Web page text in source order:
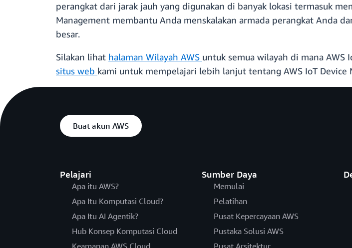
perangkat dari jarak jauh yang digunakan di banyak lokasi termasuk
Management membantu Anda menskalakan armada perangkat Anda
besar.
Silakan lihat halaman Wilayah AWS untuk semua wilayah di mana AWS
situs web kami untuk mempelajari lebih lanjut tentang AWS IoT Device
Buat akun AWS
Pelajari
Apa itu AWS?
Apa Itu Komputasi Cloud?
Apa Itu AI Agentik?
Hub Konsep Komputasi Cloud
Sumber Daya
Memulai
Pelatihan
Pusat Kepercayaan AWS
Pustaka Solusi AWS